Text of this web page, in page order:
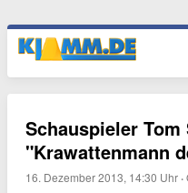
Schauspieler
"Krawattenmann
16. Dezember 2013, 14:30 Uhr ·